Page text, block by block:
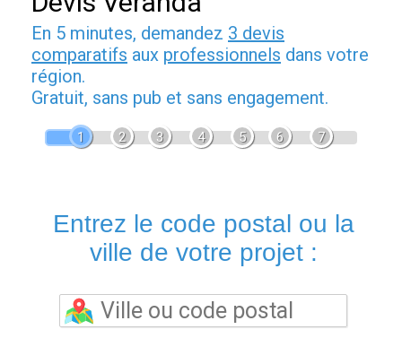
En 5 minutes, demandez 3 devis
comparatifs aux professionnels dans votre
région.
Gratuit, sans pub et sans engagement.
1 2 3 4 5 6 7
Entrez le code postal ou la
ville de votre projet :